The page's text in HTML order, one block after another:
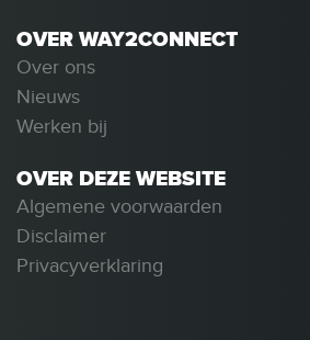
OVER WAY2CONNECT
Over ons
Nieuws
Werken bij
OVER DEZE WEBSITE
Algemene voorwaarden
Disclaimer
Privacyverklaring